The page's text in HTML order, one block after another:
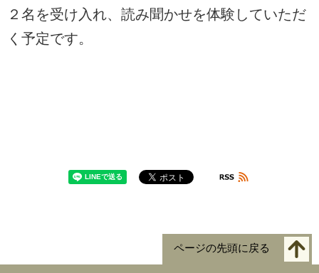
２名を受け入れ、読み聞かせを体験していただ
く予定です。
ページの先頭に戻る